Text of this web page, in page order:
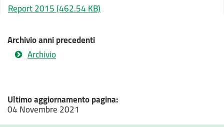
Report 2015(462.54 KB)
Archivio anni precedenti
Archivio
Ultimo aggiornamento pagina:
04 Novembre 2021